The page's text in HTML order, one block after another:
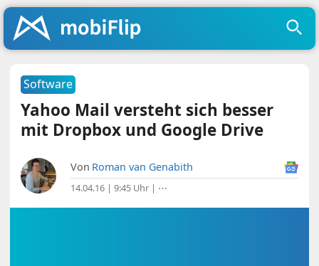
Software
Yahoo Mail versteht sich besser
mit Dropbox und Google Drive
Von Roman van Genabith
14.04.16 | 9:45 Uhr | ⋯